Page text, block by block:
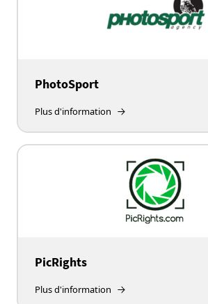
PhotoSport
Plus d'information
PicRights
Plus d'information